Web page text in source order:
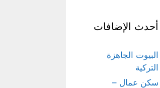
أحدث الإضافات
البيوت الجاهزة
التركية
سكن عمال –